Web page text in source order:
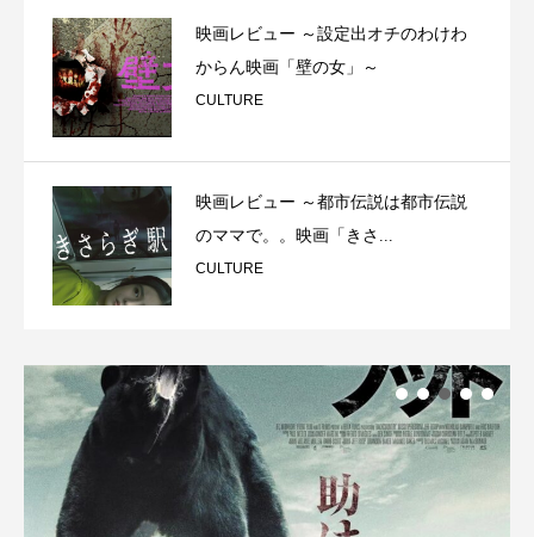
映画レビュー ～設定出オチのわけわ
からん映画「壁の女」～
CULTURE
映画レビュー ～都市伝説は都市伝説
のママで。。映画「きさ...
CULTURE